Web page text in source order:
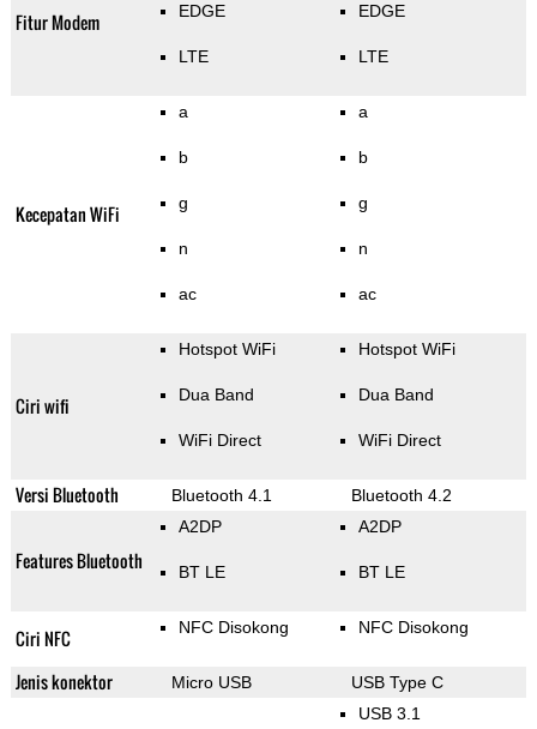
Fitur Modem EDGE
LTE
EDGE
LTE
Kecepatan WiFi
a
b
g
n
ac
a
b
g
n
ac
Ciri wifi
Hotspot WiFi
Dua Band
WiFi Direct
Hotspot WiFi
Dua Band
WiFi Direct
Versi Bluetooth Bluetooth 4.1 Bluetooth 4.2
Features Bluetooth
A2DP
BT LE
A2DP
BT LE
Ciri NFC NFC Disokong NFC Disokong
Jenis konektor Micro USB USB Type C
USB 3.1